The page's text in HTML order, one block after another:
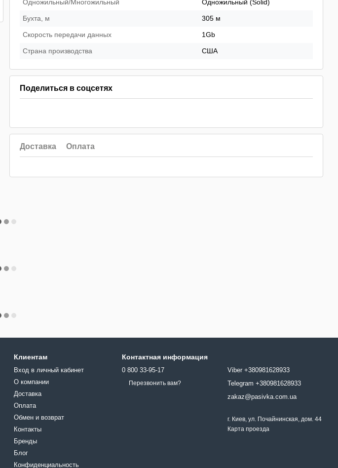
Одножильный/Многожильный Одножильный (Solid)
Бухта, м 305 м
Скорость передачи данных 1Gb
Страна производства США
Поделиться в соцсетях
Доставка Оплата
Клиентам
Вход в личный кабинет
О компании
Доставка
Оплата
Обмен и возврат
Контакты
Бренды
Блог
Конфиденциальность
Контактная информация
0 800 33-95-17
Перезвонить вам?
Viber +380981628933
Telegram +380981628933
zakaz@pasivka.com.ua
г. Киев, ул. Почайнинская, дом. 44
Карта проезда